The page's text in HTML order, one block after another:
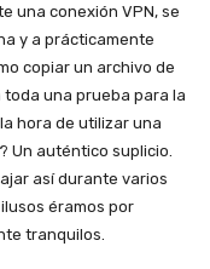
una conexión VPN, se
y a prácticamente
copiar un archivo de
una prueba para la
hora de utilizar una
Un auténtico suplicio.
así durante varios
éramos por
tranquilos.